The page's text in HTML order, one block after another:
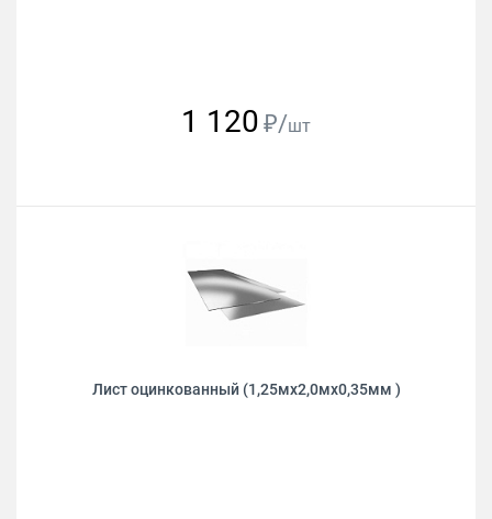
1 120 ₽/шт
Лист оцинкованный (1,25мх2,0мх0,35мм )